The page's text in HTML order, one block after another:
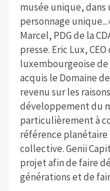
musée unique,
personnage
Marcel, PDG de la
presse. Eric Lux,
luxembourgeoise
acquis le Domaine
revenu sur les
développement du
particulièrement à
référence
collective. Genii
projet afin de faire
générations et de